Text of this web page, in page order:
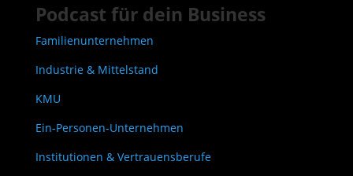
Podcast für dein Business
Familienunternehmen
Industrie & Mittelstand
KMU
Ein-Personen-Unternehmen
Institutionen & Vertrauensberufe